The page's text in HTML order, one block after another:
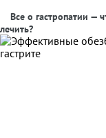
Все о гастропатии —
лечить?